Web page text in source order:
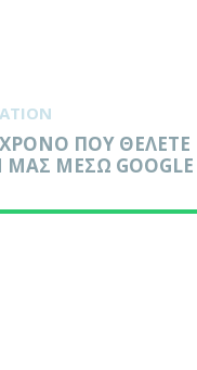
ΠΟΥ ΘΕΛΕΤΕ
ΜΕΣΩ GOOGLE